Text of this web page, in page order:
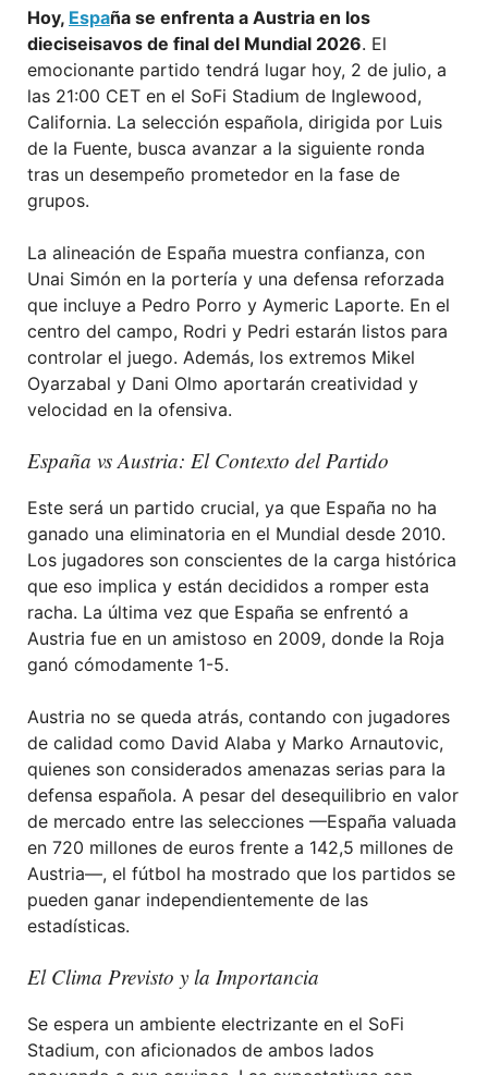
Hoy, España se enfrenta a Austria en los
dieciseisavos de final del Mundial 2026. El
emocionante partido tendrá lugar hoy, 2 de julio, a
las 21:00 CET en el SoFi Stadium de Inglewood,
California. La selección española, dirigida por Luis
de la Fuente, busca avanzar a la siguiente ronda
tras un desempeño prometedor en la fase de
grupos.
La alineación de España muestra confianza, con
Unai Simón en la portería y una defensa reforzada
que incluye a Pedro Porro y Aymeric Laporte. En el
centro del campo, Rodri y Pedri estarán listos para
controlar el juego. Además, los extremos Mikel
Oyarzabal y Dani Olmo aportarán creatividad y
velocidad en la ofensiva.
España vs Austria: El Contexto del Partido
Este será un partido crucial, ya que España no ha
ganado una eliminatoria en el Mundial desde 2010.
Los jugadores son conscientes de la carga histórica
que eso implica y están decididos a romper esta
racha. La última vez que España se enfrentó a
Austria fue en un amistoso en 2009, donde la Roja
ganó cómodamente 1-5.
Austria no se queda atrás, contando con jugadores
de calidad como David Alaba y Marko Arnautovic,
quienes son considerados amenazas serias para la
defensa española. A pesar del desequilibrio en valor
de mercado entre las selecciones —España valuada
en 720 millones de euros frente a 142,5 millones de
Austria—, el fútbol ha mostrado que los partidos se
pueden ganar independientemente de las
estadísticas.
El Clima Previsto y la Importancia
Se espera un ambiente electrizante en el SoFi
Stadium, con aficionados de ambos lados